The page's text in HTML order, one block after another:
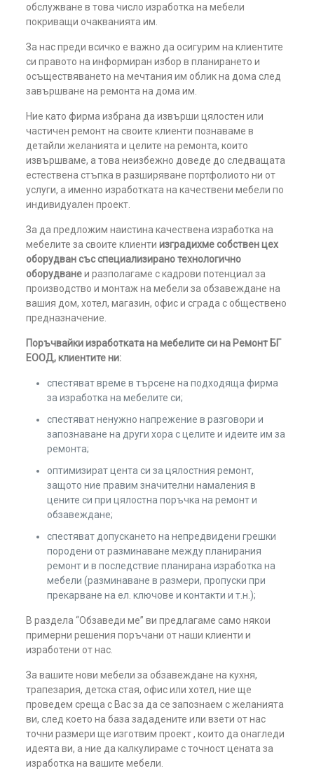
обслужване в това число изработка на мебели
покриващи очакванията им.
За нас преди всичко е важно да осигурим на клиентите
си правото на информиран избор в планирането и
осъществяването на мечтания им облик на дома след
завършване на ремонта на дома им.
Ние като фирма избрана да извърши цялостен или
частичен ремонт на своите клиенти познаваме в
детайли желанията и целите на ремонта, които
извършваме, а това неизбежно доведе до следващата
естествена стъпка в разширяване портфолиото ни от
услуги, а именно изработката на качествени мебели по
индивидуален проект.
За да предложим наистина качествена изработка на
мебелите за своите клиенти изградихме собствен цех
оборудван със специализирано технологично
оборудванеи разполагаме с кадрови потенциал за
производство и монтаж на мебели за обзавеждане на
вашия дом, хотел, магазин, офис и сграда с обществено
предназначение.
Поръчвайки изработката на мебелите си на Ремонт БГ
ЕООД, клиентите ни:
спестяват време в търсене на подходяща фирма
за изработка на мебелите си;
спестяват ненужно напрежение в разговори и
запознаване на други хора с целите и идеите им за
ремонта;
оптимизират цента си за цялостния ремонт,
защото ние правим значителни намаления в
цените си при цялостна поръчка на ремонт и
обзавеждане;
спестяват допускането на непредвидени грешки
породени от разминаване между планирания
ремонт и в последствие планирана изработка на
мебели (разминаване в размери, пропуски при
прекарване на ел. ключове и контакти и т.н.);
В раздела “Обзаведи ме” ви предлагаме само някои
примерни решения поръчани от наши клиенти и
изработени от нас.
За вашите нови мебели за обзавеждане на кухня,
трапезария, детска стая, офис или хотел, ние ще
проведем среща с Вас за да се запознаем с желанията
ви, след което на база зададените или взети от нас
точни размери ще изготвим проект , които да онагледи
идеята ви, а ние да калкулираме с точност цената за
изработка на вашите мебели.